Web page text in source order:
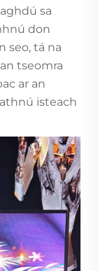
sa
don
seo, tá na
tseomra
ar an
isteach